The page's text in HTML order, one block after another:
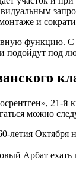
и
функцию. С
подойдут под
21-й
можно
летия Октября
Арбат ехать